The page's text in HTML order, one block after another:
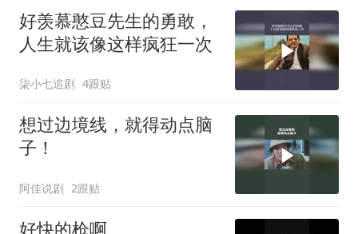
好羡慕憨豆先生的勇敢，
人生就该像这样疯狂一次
柒小七追剧 4跟贴
想过边境线，就得动点脑
子！
阿佳说剧 2跟贴
好快的枪啊